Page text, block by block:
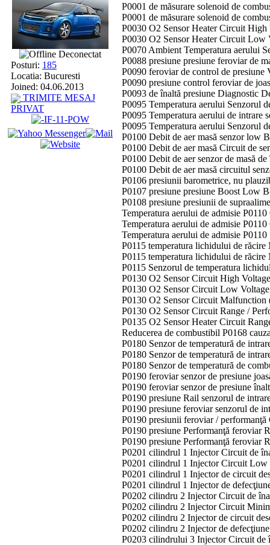
Deconectat
Posturi: 185
Locatia: Bucuresti
Joined: 04.06.2013
TRIMITE MESAJ
PRIVAT
P0001 de măsurare solenoid de
P0001 de măsurare solenoid de
P0030 O2 Sensor Heater Circuit
P0030 O2 Sensor Heater Circuit Low
P0070 Ambient Temperatura aerului
P0088 presiune presiune feroviar de
P0090 feroviar de control de presiune
P0090 presiune control feroviar de
P0093 de înaltă presiune Diagnostic
P0095 Temperatura aerului Senzorul
P0095 Temperatura aerului de intrare
P0095 Temperatura aerului Senzorul
P0100 Debit de aer masă senzor low
P0100 Debit de aer masă Circuit de
P0100 Debit de aer senzor de masă
P0100 Debit de aer masă circuitul
P0106 ​​presiunii barometrice, nu
P0107 presiune presiune Boost Low
P0108 presiune presiunii de
Temperatura aerului de admisie
Temperatura aerului de admisie
Temperatura aerului de admisie
P0115 temperatura lichidului de
P0115 temperatura lichidului de
P0115 Senzorul de temperatura
P0130 O2 Sensor Circuit High
P0130 O2 Sensor Circuit Low
P0130 O2 Sensor Circuit Malfunction
P0130 O2 Sensor Circuit Range /
P0135 O2 Sensor Heater Circuit
Reducerea de combustibil P0168
P0180 Senzor de temperatură de
P0180 Senzor de temperatură de
P0180 Senzor de temperatură de
P0190 feroviar senzor de presiune
P0190 feroviar senzor de presiune
P0190 presiune Rail senzorul de
P0190 presiune feroviar senzorul de
P0190 presiunii feroviar / performanţă
P0190 presiune Performanţă feroviar
P0190 presiune Performanţă feroviar
P0201 cilindrul 1 Injector Circuit de
P0201 cilindrul 1 Injector Circuit Low
P0201 cilindrul 1 Injector de circuit
P0201 cilindrul 1 Injector de
P0202 cilindru 2 Injector Circuit de
P0202 cilindru 2 Injector Circuit
P0202 cilindru 2 Injector de circuit
P0202 cilindru 2 Injector de
P0203 cilindrului 3 Injector Circuit de